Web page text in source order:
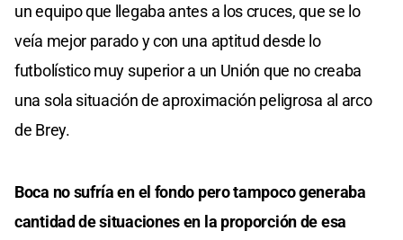
un equipo que llegaba antes a los cruces, que se lo
veía mejor parado y con una aptitud desde lo
futbolístico muy superior a un Unión que no creaba
una sola situación de aproximación peligrosa al arco
de Brey.
Boca no sufría en el fondo pero tampoco generaba
cantidad de situaciones en la proporción de esa